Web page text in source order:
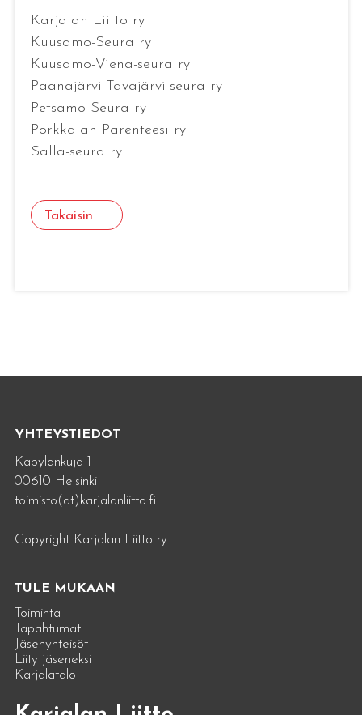
Karjalan Liitto ry
Kuusamo-Seura ry
Kuusamo-Viena-seura ry
Paanajärvi-Tavajärvi-seura ry
Petsamo Seura ry
Porkkalan Parenteesi ry
Salla-seura ry
Takaisin
YHTEYSTIEDOT
Käpylänkuja 1
00610 Helsinki
toimisto(at)karjalanliitto.fi
Copyright Karjalan Liitto ry
TULE MUKAAN
Toiminta
Tapahtumat
Jäsenyhteisöt
Liity jäseneksi
Karjalatalo